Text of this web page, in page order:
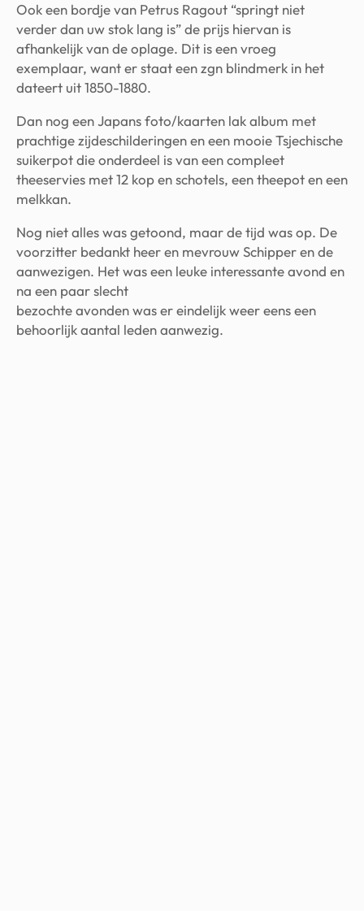
Ook een bordje van Petrus Ragout “springt niet
verder dan uw stok lang is” de prijs hiervan is
afhankelijk van de oplage. Dit is een vroeg
exemplaar, want er staat een zgn blindmerk in het
dateert uit 1850-1880.
Dan nog een Japans foto/kaarten lak album met
prachtige zijdeschilderingen en een mooie Tsjechische
suikerpot die onderdeel is van een compleet
theeservies met 12 kop en schotels, een theepot en een
melkkan.
Nog niet alles was getoond, maar de tijd was op. De
voorzitter bedankt heer en mevrouw Schipper en de
aanwezigen. Het was een leuke interessante avond en
na een paar slecht
bezochte avonden was er eindelijk weer eens een
behoorlijk aantal leden aanwezig.